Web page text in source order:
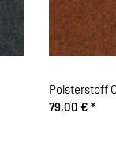
Polsterstoff
79,00 € *